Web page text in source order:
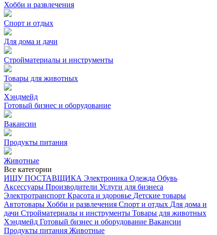
Хобби и развлечения
Спорт и отдых
Для дома и дачи
Стройматериалы и инструменты
Товары для животных
Хэндмейд
Готовый бизнес и оборудование
Вакансии
Продукты питания
Животные
Все категории
ИЩУ ПОСТАВЩИКА Электроника Одежда Обувь
Аксессуары Производители Услуги для бизнеса
Электротранспорт Красота и здоровье Детские товары
Автотовары Хобби и развлечения Спорт и отдых Для дома и
дачи Стройматериалы и инструменты Товары для животных
Хэндмейд Готовый бизнес и оборудование Вакансии
Продукты питания Животные